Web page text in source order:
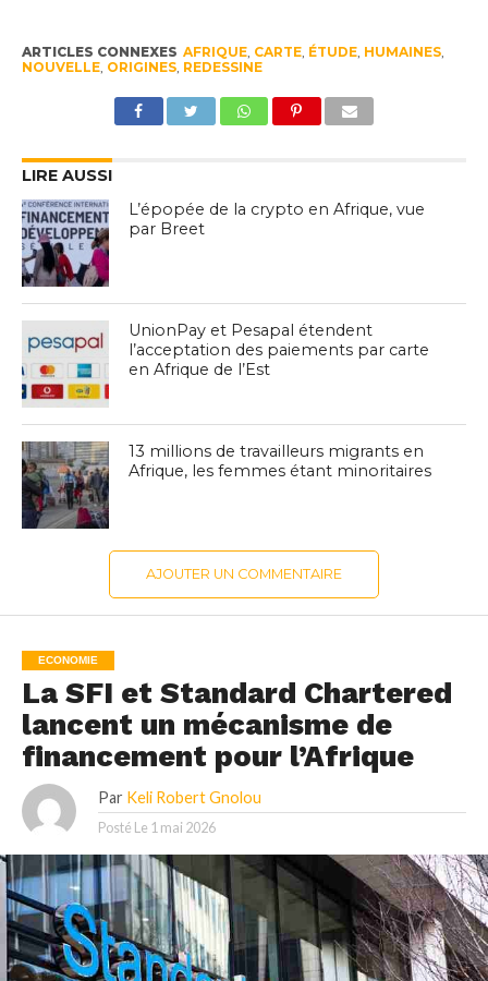
ARTICLES CONNEXES AFRIQUE, CARTE, ÉTUDE, HUMAINES,
NOUVELLE, ORIGINES, REDESSINE
LIRE AUSSI
L’épopée de la crypto en Afrique, vue
par Breet
UnionPay et Pesapal étendent
l’acceptation des paiements par carte
en Afrique de l’Est
13 millions de travailleurs migrants en
Afrique, les femmes étant minoritaires
AJOUTER UN COMMENTAIRE
ECONOMIE
La SFI et Standard Chartered
lancent un mécanisme de
financement pour l’Afrique
Par Keli Robert Gnolou
Posté Le 1 mai 2026